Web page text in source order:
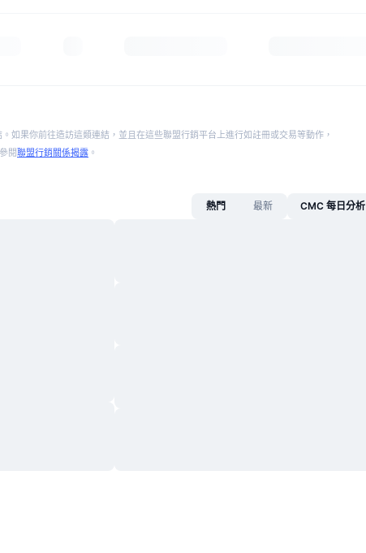
如果你前往造訪這類連結，並且在這些聯盟行銷平台上進行如註冊或交易等動作，
閱聯盟行銷關係揭露 。
熱門 最新 CMC 每日分析